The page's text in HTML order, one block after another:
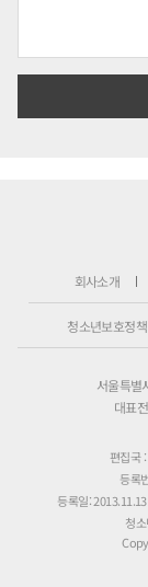
회사소개
청소년보호정책
서울특별
대표
편집국
등록
등록일: 2013.11.13
청